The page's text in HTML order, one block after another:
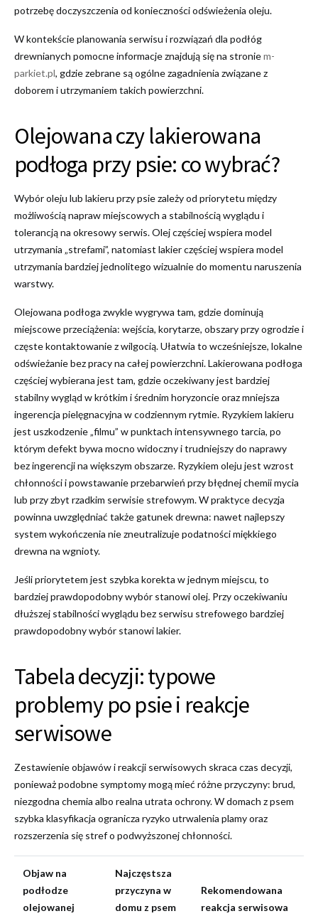
potrzebę doczyszczenia od konieczności odświeżenia oleju.
W kontekście planowania serwisu i rozwiązań dla podłóg
drewnianych pomocne informacje znajdują się na stroniem-
parkiet.pl, gdzie zebrane są ogólne zagadnienia związane z
doborem i utrzymaniem takich powierzchni.
Olejowana czy lakierowana
podłoga przy psie: co wybrać?
Wybór oleju lub lakieru przy psie zależy od priorytetu między
możliwością napraw miejscowych a stabilnością wyglądu i
tolerancją na okresowy serwis. Olej częściej wspiera model
utrzymania „strefami”, natomiast lakier częściej wspiera model
utrzymania bardziej jednolitego wizualnie do momentu naruszenia
warstwy.
Olejowana podłoga zwykle wygrywa tam, gdzie dominują
miejscowe przeciążenia: wejścia, korytarze, obszary przy ogrodzie i
częste kontaktowanie z wilgocią. Ułatwia to wcześniejsze, lokalne
odświeżanie bez pracy na całej powierzchni. Lakierowana podłoga
częściej wybierana jest tam, gdzie oczekiwany jest bardziej
stabilny wygląd w krótkim i średnim horyzoncie oraz mniejsza
ingerencja pielęgnacyjna w codziennym rytmie. Ryzykiem lakieru
jest uszkodzenie „filmu” w punktach intensywnego tarcia, po
którym defekt bywa mocno widoczny i trudniejszy do naprawy
bez ingerencji na większym obszarze. Ryzykiem oleju jest wzrost
chłonności i powstawanie przebarwień przy błędnej chemii mycia
lub przy zbyt rzadkim serwisie strefowym. W praktyce decyzja
powinna uwzględniać także gatunek drewna: nawet najlepszy
system wykończenia nie zneutralizuje podatności miękkiego
drewna na wgnioty.
Jeśli priorytetem jest szybka korekta w jednym miejscu, to
bardziej prawdopodobny wybór stanowi olej. Przy oczekiwaniu
dłuższej stabilności wyglądu bez serwisu strefowego bardziej
prawdopodobny wybór stanowi lakier.
Tabela decyzji: typowe
problemy po psie i reakcje
serwisowe
Zestawienie objawów i reakcji serwisowych skraca czas decyzji,
ponieważ podobne symptomy mogą mieć różne przyczyny: brud,
niezgodna chemia albo realna utrata ochrony. W domach z psem
szybka klasyfikacja ogranicza ryzyko utrwalenia plamy oraz
rozszerzenia się stref o podwyższonej chłonności.
Objaw na
podłodze
olejowanej
Najczęstsza
przyczyna w
domu z psem
Rekomendowana
reakcja serwisowa